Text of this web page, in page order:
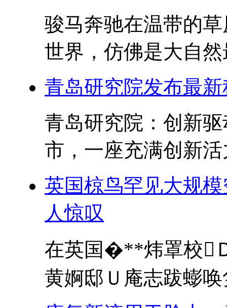
骏马奔驰在温带的
世界，仿佛是大自
青岛研究院发布最
青岛研究院：创新
市，一座充满创新
英国椋鸟罕见大规
人惊叹
在英国�**炜罩校
黄婀邸Ｕ庵志跋蟛